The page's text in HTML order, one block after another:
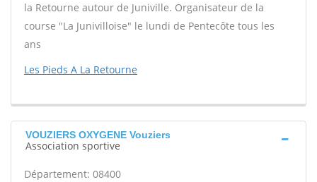
la Retourne autour de Juniville. Organisateur de la
course "La Junivilloise" le lundi de Pentecôte tous les
ans
Les Pieds A La Retourne
VOUZIERS OXYGENE Vouziers
Association sportive
Département: 08400